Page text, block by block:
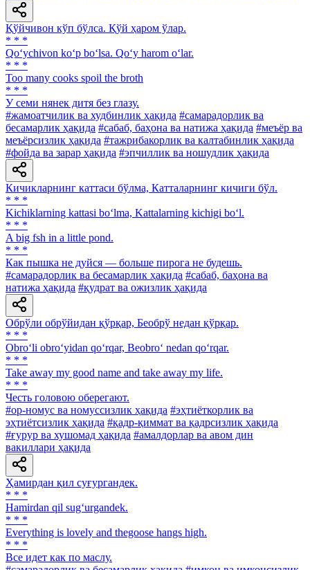
Қўйчивон кўп бўлса. Қўй ҳаром ўлар.
* * *
Qo‘ychivon ko‘p bo‘lsa. Qo‘y harom o‘lar.
* * *
Too many cooks spoil the broth
* * *
У семи нянек дитя без глазу.
#жамоатчилик ва худбинлик ҳақида #самарадорлик ва
бесамарлик ҳақида #сабаб, баҳона ва натижа ҳақида #меъёр ва
меъёрсизлик ҳақида #тажрибакорлик ва калтабинлик ҳақида
#фойда ва зарар ҳақида #эпчиллик ва ношудлик ҳақида
Кичикларнинг каттаси бўлма, Катталарнинг кичиги бўл.
* * *
Kichiklarning kattasi bo‘lma, Kattalarning kichigi bo‘l.
* * *
A big fsh in a little pond.
* * *
Как пышка не дуйся — больше пирога не будешь.
#самарадорлик ва бесамарлик ҳақида #сабаб, баҳона ва
натижа ҳақида #қудрат ва ожизлик ҳақида
Обрўли обрўйидан қўрқар, Беобрў недан қўрқар.
* * *
Obro‘li obro‘yidan qo‘rqar, Beobro‘ nedan qo‘rqar.
* * *
Take away my good name and take away my life.
* * *
Честь головою оберегают.
#ор-номус ва номуссизлик ҳақида #эҳтиёткорлик ва
эҳтиётсизлик ҳақида #қадр-қиммат ва қадрсизлик ҳақида
#ғурур ва хушомад ҳақида #амалдорлар ва авом дин
вакиллари ҳақида
Ҳамирдан қил суғургандек.
* * *
Hamirdan qil sug‘urgandek.
* * *
Everything is lovely and thegoose hangs high.
* * *
Все идет как по маслу.